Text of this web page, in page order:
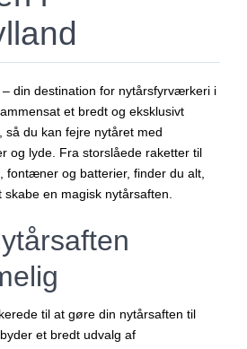
din destination for nytårsfyrværkeri i
et bredt og eksklusivt
du kan fejre nytåret med
og lyde. Fra storslåede raketter til
fontæner og batterier, finder du alt,
en magisk nytårsaften.
til at gøre din nytårsaften til
et bredt udvalg af